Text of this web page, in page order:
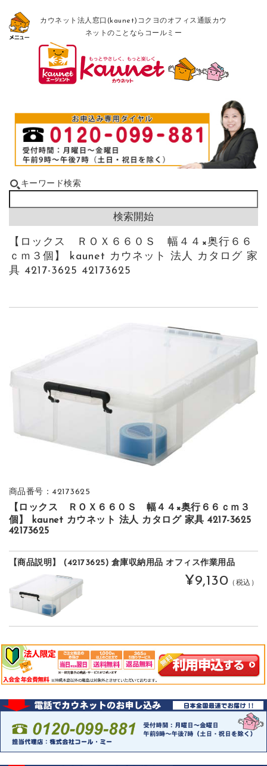
カウネット法人窓口(kaunet)コクヨのオフィス通販カウ
ネットのことならコールミー
キーワード検索
【ロックス ＲＯＸ６６０Ｓ 幅４４×奥行６６
ｃｍ３個】 kaunet カウネット 法人 カタログ 家
具 4217-3625 42173625
商品番号：42173625
【ロックス ＲＯＸ６６０Ｓ 幅４４×奥行６６ｃｍ３
個】 kaunet カウネット 法人 カタログ 家具 4217-3625
42173625
【商品説明】 (42173625) 倉庫収納用品 オフィス作業用品
¥9,130 （税込）